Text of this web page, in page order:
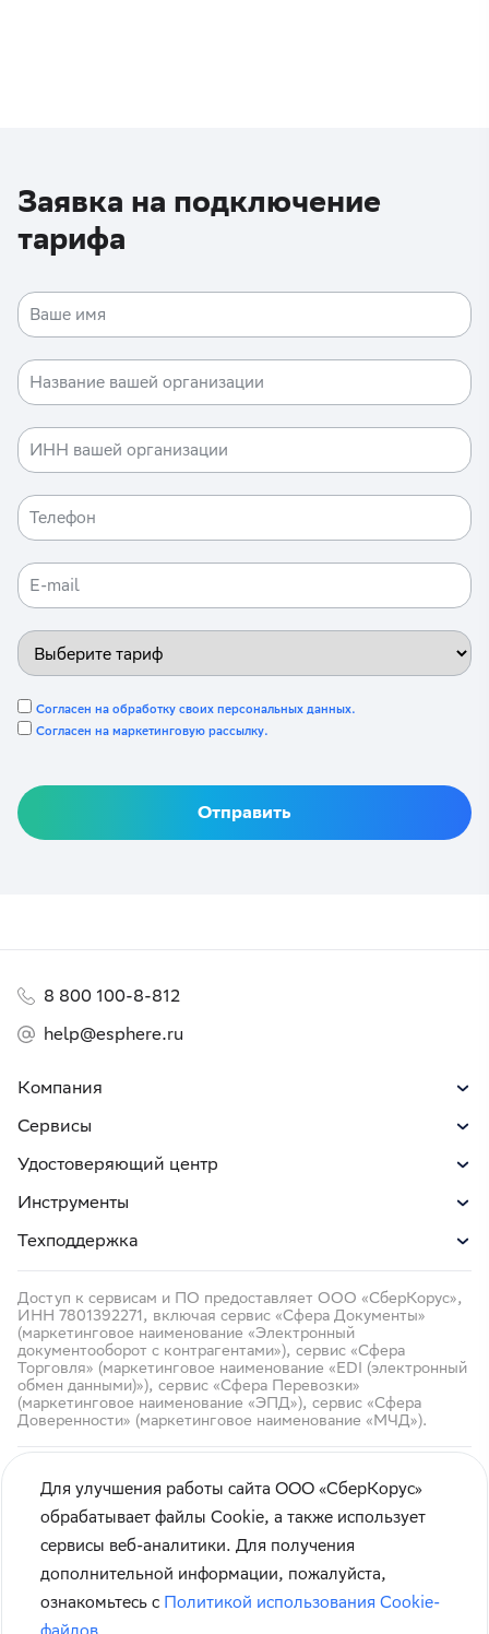
Заявка на подключение
тарифа
Согласен на обработку своих персональных данных.
Согласен на маркетинговую рассылку.
Компания
Сервисы
Удостоверяющий центр
Инструменты
Техподдержка
8 800 100-8-812
help@esphere.ru
Доступ к сервисам и ПО предоставляет ООО «СберКорус»,
ИНН 7801392271, включая сервис «Сфера Документы»
(маркетинговое наименование «Электронный
документооборот с контрагентами»), сервис «Сфера
Торговля» (маркетинговое наименование «EDI (электронный
обмен данными)»), сервис «Сфера Перевозки»
(маркетинговое наименование «ЭПД»), сервис «Сфера
Доверенности» (маркетинговое наименование «МЧД»).
Правила использования сайта
Карта сайта
Для улучшения работы сайта ООО «СберКорус»
обрабатывает файлы Cookie, а также использует
сервисы веб-аналитики. Для получения
дополнительной информации, пожалуйста,
ознакомьтесь с Политикой использования Cookie-
файлов